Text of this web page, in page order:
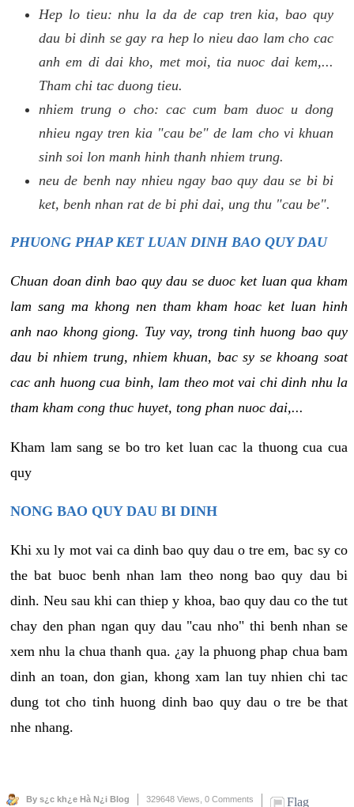
Hep lo tieu: nhu la da de cap tren kia, bao quy
dau bi dinh se gay ra hep lo nieu dao lam cho cac
anh em di dai kho, met moi, tia nuoc dai kem,...
Tham chi tac duong tieu.
nhiem trung o cho: cac cum bam duoc u dong
nhieu ngay tren kia "cau be" de lam cho vi khuan
sinh soi lon manh hinh thanh nhiem trung.
neu de benh nay nhieu ngay bao quy dau se bi bi
ket, benh nhan rat de bi phi dai, ung thu "cau be".
PHUONG PHAP KET LUAN DINH BAO QUY DAU
Chuan doan dinh bao quy dau se duoc ket luan qua kham
lam sang ma khong nen tham kham hoac ket luan hinh
anh nao khong giong. Tuy vay, trong tinh huong bao quy
dau bi nhiem trung, nhiem khuan, bac sy se khoang soat
cac anh huong cua binh, lam theo mot vai chi dinh nhu la
tham kham cong thuc huyet, tong phan nuoc dai,...
Kham lam sang se bo tro ket luan cac la thuong cua cua
quy
NONG BAO QUY DAU BI DINH
Khi xu ly mot vai ca dinh bao quy dau o tre em, bac sy co
the bat buoc benh nhan lam theo nong bao quy dau bi
dinh. Neu sau khi can thiep y khoa, bao quy dau co the tut
chay den phan ngan quy dau "cau nho" thi benh nhan se
xem nhu la chua thanh qua. ¿ay la phuong phap chua bam
dinh an toan, don gian, khong xam lan tuy nhien chi tac
dung tot cho tinh huong dinh bao quy dau o tre be that
nhe nhang.
By s¿c kh¿e Hà N¿i Blog 329648 Views, 0 Comments Flag